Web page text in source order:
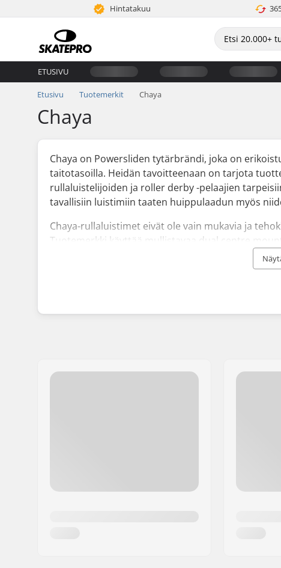
Hintatakuu
ETUSIVU
Etusivu Tuotemerkit Chaya
Chaya
Chaya on Powersliden tytärbrändi, joka on
taitotasoilla. Heidän tavoitteenaan on tarjota
rullaluistelijoiden ja roller derby -pelaajien
tavallisiin luistimiin taaten huippulaadun myös
Chaya-rullaluistimet eivät ole vain mukavia ja
Tuotemerkki käyttää mullistavaa dual centre
luistinten kokoamisessa, huollossa ja luistimen